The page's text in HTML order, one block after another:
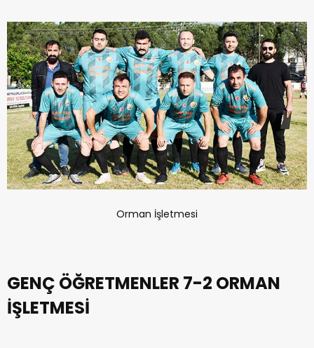
Orman İşletmesi
GENÇ ÖĞRETMENLER 7-2 ORMAN
İŞLETMESİ